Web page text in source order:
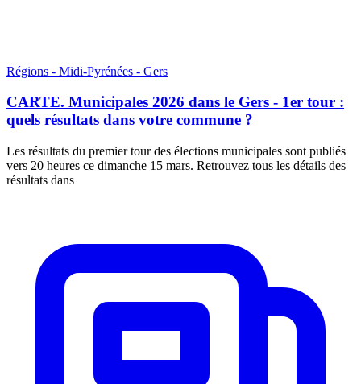
Régions - Midi-Pyrénées - Gers
CARTE. Municipales 2026 dans le Gers - 1er tour :
quels résultats dans votre commune ?
Les résultats du premier tour des élections municipales sont publiés
vers 20 heures ce dimanche 15 mars. Retrouvez tous les détails des
résultats dans